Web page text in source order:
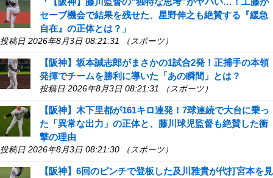
セーブ機会で結果を残せた、星野伸之も絶賛する『緩急
自在』の正体とは？」
投稿日 2026年8月3日 08:21:31 （スポーツ）
【阪神】坂本誠志郎がまさかの1試合2発！正捕手の本領
発揮でチームを勝利に導いた「あの瞬間」とは？
投稿日 2026年8月3日 08:21:31 （スポーツ）
【阪神】木下里都が161キロ連発！7球連続で大台に乗っ
た「異常な出力」の正体と、藤川球児監督も絶賛した衝
撃の理由
投稿日 2026年8月3日 08:21:30 （スポーツ）
【阪神】6回のピンチで登板した及川雅貴が代打宮本を見